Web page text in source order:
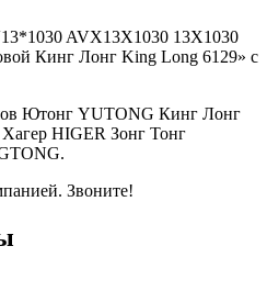
AVX13X1030 13X1030
Кинг Лонг King Long 6129» с
Ютонг YUTONG Кинг Лонг
HIGER Зонг Тонг
Звоните!